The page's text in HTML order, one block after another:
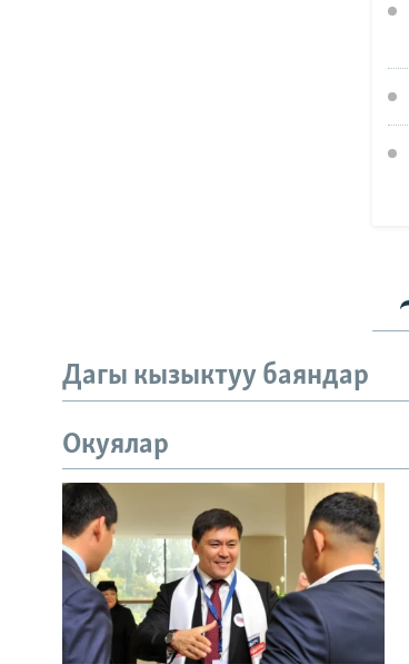
Дагы кызыктуу баяндар
Окуялар